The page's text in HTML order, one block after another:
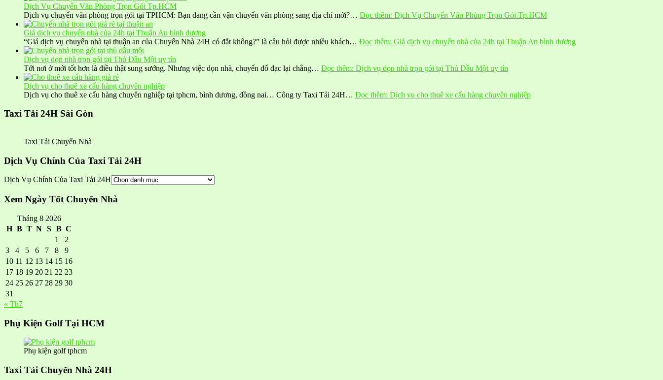
Dịch Vụ Chuyển Văn Phòng Trọn Gói Tp.HCM
Dịch vụ chuyển văn phòng trọn gói tại TPHCM: Bạn đang cần vận chuyển văn phòng sang địa chỉ mới?… Đọc thêm: Dịch Vụ Chuyển Văn Phòng Trọn Gói Tp.HCM
Giá dịch vụ chuyển nhà của 24h tại Thuận An bình dương
“Giá dịch vụ chuyển nhà tại thuận an của Chuyển Nhà 24H có đắt không?” là câu hỏi được nhiều khách… Đọc thêm: Giá dịch vụ chuyển nhà của 24h tại Thuận An bình dương
Dịch vụ dọn nhà trọn gói tại Thủ Dầu Một uy tín
Tới nơi ở mới tốt hơn là điều thật sung sướng. Nhưng việc dọn nhà, chuyển đổ đạc lại chẳng… Đọc thêm: Dịch vụ dọn nhà trọn gói tại Thủ Dầu Một uy tín
Dịch vụ cho thuê xe cẩu hàng chuyên nghiệp
Dịch vụ cho thuê xe cẩu hàng chuyên nghiệp tại tphcm, bình dương, đồng nai… Công ty Taxi Tải 24H… Đọc thêm: Dịch vụ cho thuê xe cẩu hàng chuyên nghiệp
Taxi Tải 24H Sài Gòn
Taxi Tải Chuyển Nhà
Dịch Vụ Chính Của Taxi Tải 24H
Dịch Vụ Chính Của Taxi Tải 24H
Xem Ngày Tốt Chuyển Nhà
Tháng 8 2026
H B T N S B C
1
2
3
4 5 6 7 8
9
10 11 12 13 14 15 16
17 18 19 20 21 22 23
24 25 26 27 28 29 30
31
« Th7
Phụ Kiện Golf Tại HCM
Phụ kiện golf tphcm
Taxi Tải Chuyển Nhà 24H